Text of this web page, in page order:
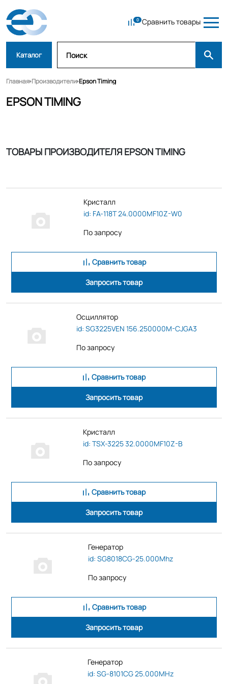
Сравнить товары
Каталог
Главная Производители Epson Timing
EPSON TIMING
ТОВАРЫ ПРОИЗВОДИТЕЛЯ EPSON TIMING
Кристалл
id: FA-118T 24.0000MF10Z-W0
По запросу
Сравнить товар
Запросить товар
Осциллятор
id: SG3225VEN 156.250000M-CJGA3
По запросу
Сравнить товар
Запросить товар
Кристалл
id: TSX-3225 32.0000MF10Z-B
По запросу
Сравнить товар
Запросить товар
Генератор
id: SG8018CG-25.000Mhz
По запросу
Сравнить товар
Запросить товар
Генератор
id: SG-8101CG 25.000MHz